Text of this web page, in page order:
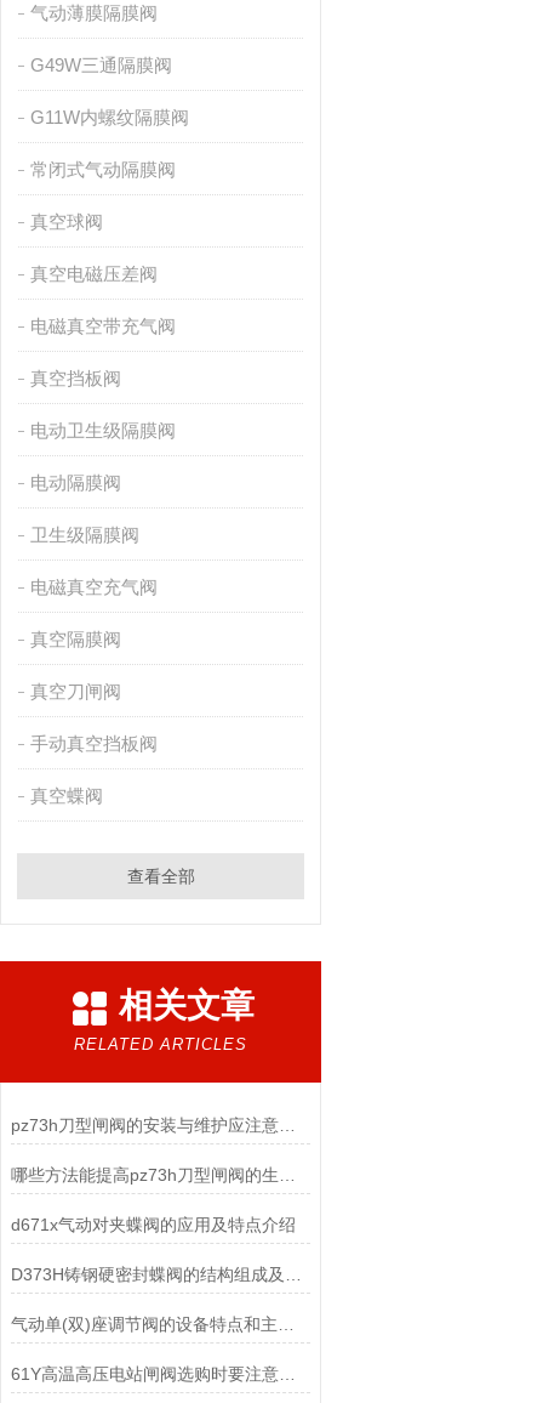
气动薄膜隔膜阀
G49W三通隔膜阀
G11W内螺纹隔膜阀
常闭式气动隔膜阀
真空球阀
真空电磁压差阀
电磁真空带充气阀
真空挡板阀
电动卫生级隔膜阀
电动隔膜阀
卫生级隔膜阀
电磁真空充气阀
真空隔膜阀
真空刀闸阀
手动真空挡板阀
真空蝶阀
查看全部
相关文章
RELATED ARTICLES
pz73h刀型闸阀的安装与维护应注意以下事项
d671x气动对夹蝶阀的应用及特点介绍
61Y高温高压电站闸阀选购时要注意哪些事项？